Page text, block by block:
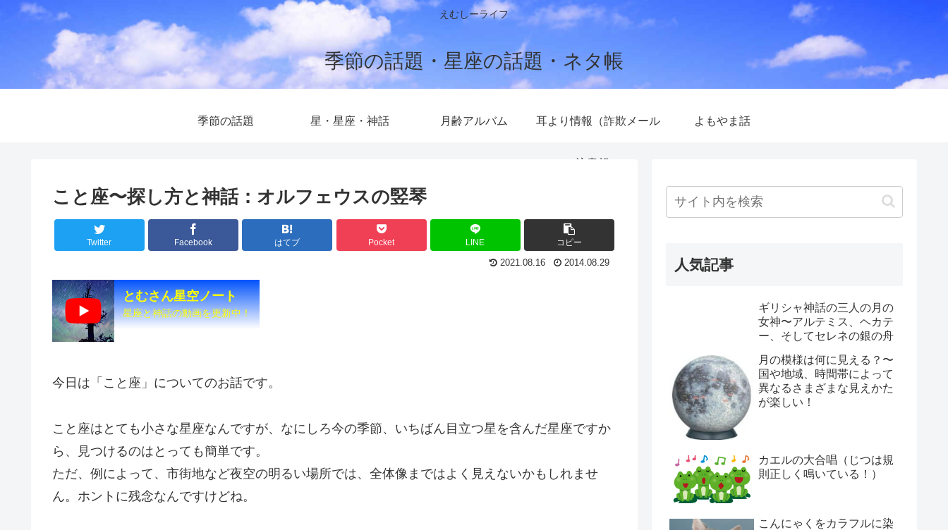
えむしーライフ
季節の話題・星座の話題・ネタ帳
季節の話題 星・星座・神話 月齢アルバム 耳より情報（詐欺メール
注意報）
よもやま話
こと座〜探し方と神話：オルフェウスの竪琴
Twitter Facebook はてブ Pocket LINE コピー
2021.08.16 2014.08.29
とむさん星空ノート
星座と神話の動画を更新中！
今日は「こと座」についてのお話です。
こと座はとても小さな星座なんですが、なにしろ今の季節、いちばん目立つ星を含んだ星座ですか
ら、見つけるのはとっても簡単です。
ただ、例によって、市街地など夜空の明るい場所では、全体像まではよく見えないかもしれませ
ん。ホントに残念なんですけどね。
人気記事
ギリシャ神話の三人の月の
女神〜アルテミス、ヘカテ
ー、そしてセレネの銀の舟
月の模様は何に見える？〜
国や地域、時間帯によって
異なるさまざまな見えかた
が楽しい！
カエルの大合唱（じつは規
則正しく鳴いている！）
こんにゃくをカラフルに染